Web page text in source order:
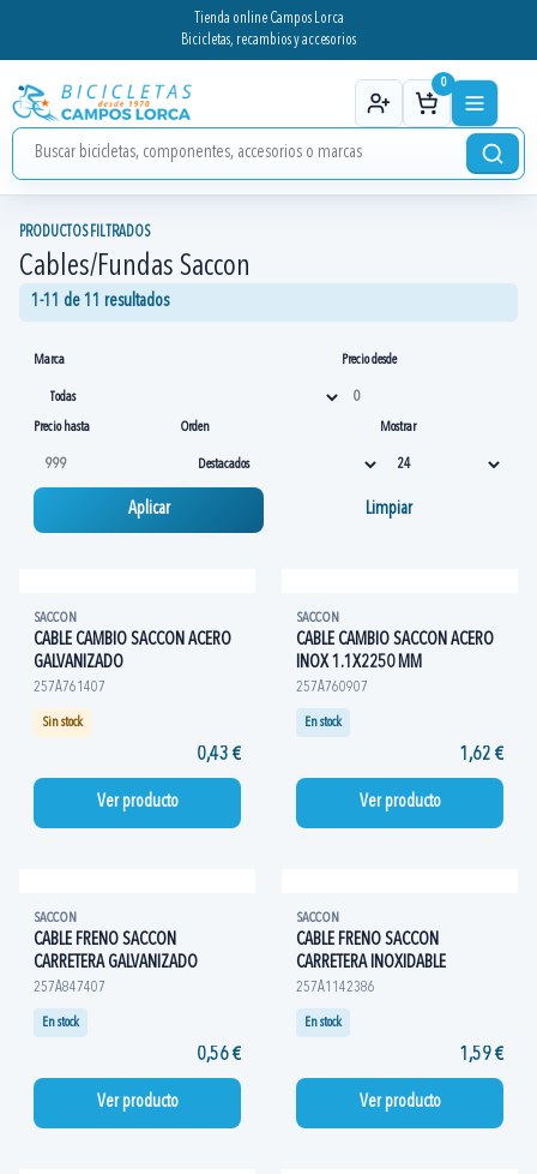
Tienda online Campos Lorca
Bicicletas, recambios y accesorios
0
PRODUCTOS FILTRADOS
Cables/Fundas Saccon
1-11 de 11 resultados
Marca Precio desde
Precio hasta Orden Mostrar
Aplicar Limpiar
SACCON
CABLE CAMBIO SACCON ACERO
GALVANIZADO
257A761407
Sin stock
0,43 €
Ver producto
SACCON
CABLE CAMBIO SACCON ACERO
INOX 1.1X2250 MM
257A760907
En stock
1,62 €
Ver producto
SACCON
CABLE FRENO SACCON
CARRETERA GALVANIZADO
257A847407
En stock
0,56 €
Ver producto
SACCON
CABLE FRENO SACCON
CARRETERA INOXIDABLE
257A1142386
En stock
1,59 €
Ver producto